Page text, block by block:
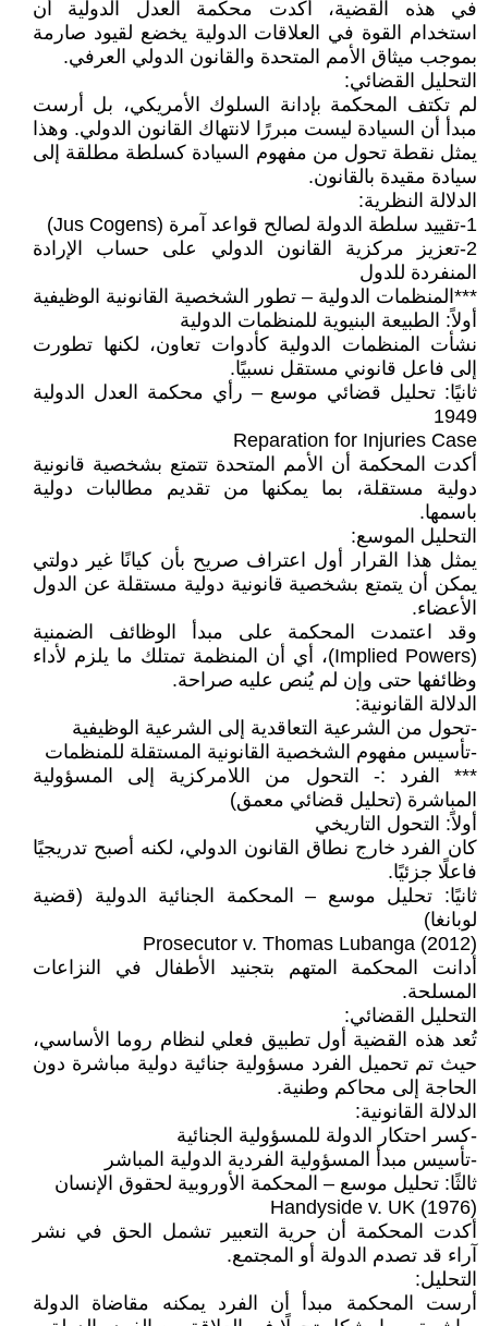
في هذه القضية، أكدت محكمة العدل الدولية أن
استخدام القوة في العلاقات الدولية يخضع لقيود صارمة
بموجب ميثاق الأمم المتحدة والقانون الدولي العرفي.
التحليل القضائي:
لم تكتف المحكمة بإدانة السلوك الأمريكي، بل أرست
مبدأ أن السيادة ليست مبررًا لانتهاك القانون الدولي. وهذا
يمثل نقطة تحول من مفهوم السيادة كسلطة مطلقة إلى
سيادة مقيدة بالقانون.
الدلالة النظرية:
1-تقييد سلطة الدولة لصالح قواعد آمرة (Jus Cogens)
2-تعزيز مركزية القانون الدولي على حساب الإرادة
المنفردة للدول
***المنظمات الدولية – تطور الشخصية القانونية الوظيفية
أولاً: الطبيعة البنيوية للمنظمات الدولية
نشأت المنظمات الدولية كأدوات تعاون، لكنها تطورت
إلى فاعل قانوني مستقل نسبيًا.
ثانيًا: تحليل قضائي موسع – رأي محكمة العدل الدولية
1949
Reparation for Injuries Case
أكدت المحكمة أن الأمم المتحدة تتمتع بشخصية قانونية
دولية مستقلة، بما يمكنها من تقديم مطالبات دولية
باسمها.
التحليل الموسع:
يمثل هذا القرار أول اعتراف صريح بأن كيانًا غير دولتي
يمكن أن يتمتع بشخصية قانونية دولية مستقلة عن الدول
الأعضاء.
وقد اعتمدت المحكمة على مبدأ الوظائف الضمنية
(Implied Powers)، أي أن المنظمة تمتلك ما يلزم لأداء
وظائفها حتى وإن لم يُنص عليه صراحة.
الدلالة القانونية:
-تحول من الشرعية التعاقدية إلى الشرعية الوظيفية
-تأسيس مفهوم الشخصية القانونية المستقلة للمنظمات
*** الفرد :- التحول من اللامركزية إلى المسؤولية
المباشرة (تحليل قضائي معمق)
أولاً: التحول التاريخي
كان الفرد خارج نطاق القانون الدولي، لكنه أصبح تدريجيًا
فاعلًا جزئيًا.
ثانيًا: تحليل موسع – المحكمة الجنائية الدولية (قضية
لوبانغا)
Prosecutor v. Thomas Lubanga (2012)
أدانت المحكمة المتهم بتجنيد الأطفال في النزاعات
المسلحة.
التحليل القضائي:
تُعد هذه القضية أول تطبيق فعلي لنظام روما الأساسي،
حيث تم تحميل الفرد مسؤولية جنائية دولية مباشرة دون
الحاجة إلى محاكم وطنية.
الدلالة القانونية:
-كسر احتكار الدولة للمسؤولية الجنائية
-تأسيس مبدأ المسؤولية الفردية الدولية المباشر
ثالثًا: تحليل موسع – المحكمة الأوروبية لحقوق الإنسان
Handyside v. UK (1976)
أكدت المحكمة أن حرية التعبير تشمل الحق في نشر
آراء قد تصدم الدولة أو المجتمع.
التحليل:
أرست المحكمة مبدأ أن الفرد يمكنه مقاضاة الدولة